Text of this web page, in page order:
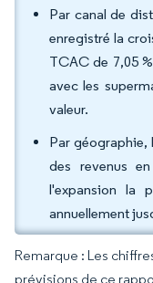
Par canal de
enregistré la
TCAC de 7,05
avec les
valeur.
Par géographie,
des revenus
l'expansion la
annuellement
Remarque : Les
prévisions de ce